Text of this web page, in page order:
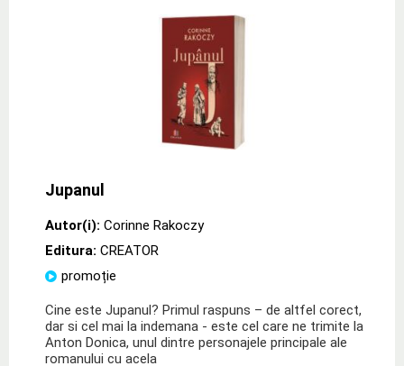
Jupanul
Autor(i): Corinne Rakoczy
Editura: CREATOR
promoție
Cine este Jupanul? Primul raspuns – de altfel corect,
dar si cel mai la indemana - este cel care ne trimite la
Anton Donica, unul dintre personajele principale ale
romanului cu acela